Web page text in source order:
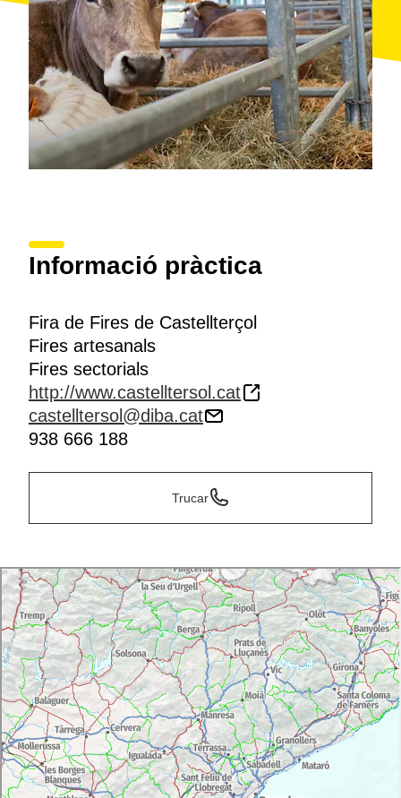
Informació pràctica
Fira de Fires de Castellterçol
Fires artesanals
Fires sectorials
http://www.castelltersol.cat
castelltersol@diba.cat
938 666 188
Trucar